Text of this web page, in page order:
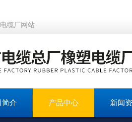
缆厂网站
简介 产品中心 新闻